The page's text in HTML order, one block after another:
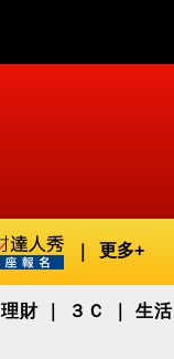
更多+
理財 ３Ｃ 生活